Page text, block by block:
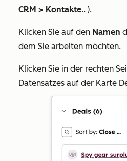
CRM > Kontakte.. ).
Klicken Sie auf den Namen
dem Sie arbeiten möchten.
Klicken Sie in der rechten
Datensatzes auf der Karte